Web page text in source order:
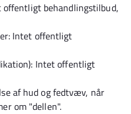
behandlingstilbud,
Intet offentligt
Intet offentligt
af hud og fedtvæv, når
om "dellen".